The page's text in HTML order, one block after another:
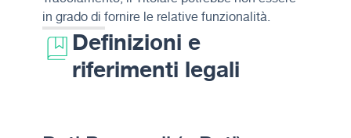
in grado di fornire le relative funzionalità.
Definizioni e
riferimenti legali